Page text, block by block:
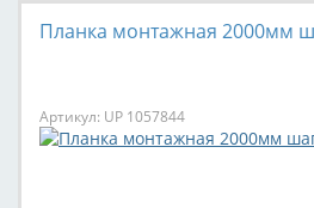
Планка монтажная 2000мм
Артикул: UP 1057844